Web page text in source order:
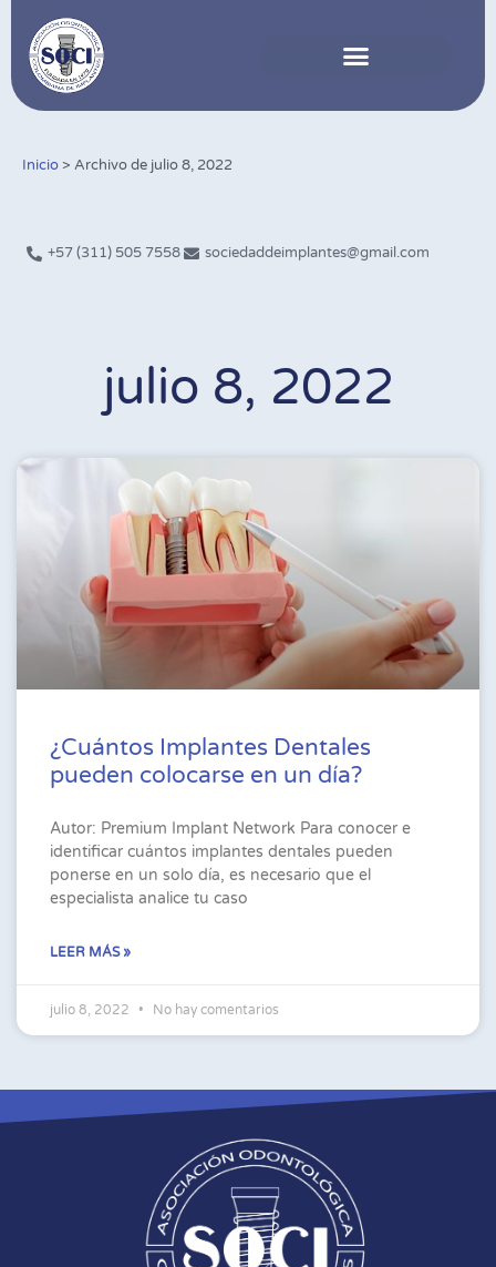
Inicio> Archivo de julio 8, 2022
+57 (311) 505 7558 sociedaddeimplantes@gmail.com
julio 8, 2022
¿Cuántos Implantes Dentales
pueden colocarse en un día?
Autor: Premium Implant Network Para conocer e
identificar cuántos implantes dentales pueden
ponerse en un solo día, es necesario que el
especialista analice tu caso
LEER MÁS »
julio 8, 2022 No hay comentarios